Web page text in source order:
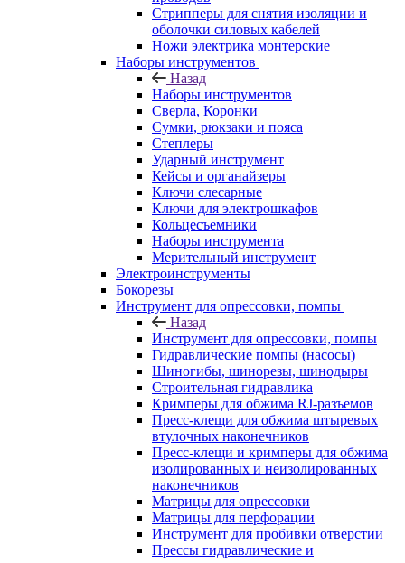
Стрипперы для снятия изоляции и
оболочки силовых кабелей
Ножи электрика монтерские
Наборы инструментов
Назад
Наборы инструментов
Сверла, Коронки
Сумки, рюкзаки и пояса
Степлеры
Ударный инструмент
Кейсы и органайзеры
Ключи слесарные
Ключи для электрошкафов
Кольцесъемники
Наборы инструмента
Мерительный инструмент
Электроинструменты
Бокорезы
Инструмент для опрессовки, помпы
Назад
Инструмент для опрессовки, помпы
Гидравлические помпы (насосы)
Шиногибы, шинорезы, шинодыры
Строительная гидравлика
Кримперы для обжима RJ-разъемов
Пресс-клещи для обжима штыревых
втулочных наконечников
Пресс-клещи и кримперы для обжима
изолированных и неизолированных
наконечников
Матрицы для опрессовки
Матрицы для перфорации
Инструмент для пробивки отверстии
Прессы гидравлические и